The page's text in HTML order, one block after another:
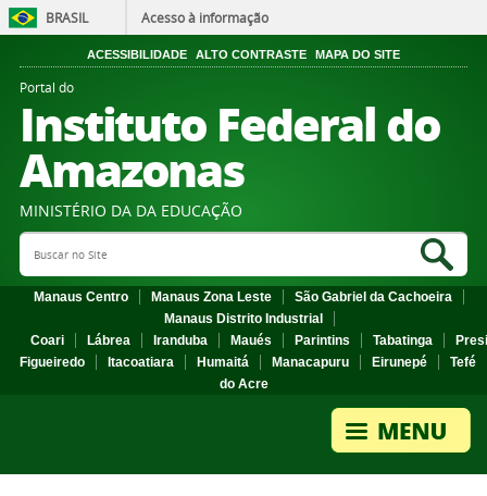
BRASIL Acesso à informação
ACESSIBILIDADE ALTO CONTRASTE MAPA DO SITE
Portal do
Instituto Federal do
Amazonas
MINISTÉRIO DA DA EDUCAÇÃO
Search Site
Manaus Centro Manaus Zona Leste
São Gabriel da Cachoeira
Manaus Distrito Industrial
Coari
Lábrea Iranduba Maués Parintins Tabatinga
Figueiredo
Itacoatiara Humaitá Manacapuru Eirunepé
Tefé
do Acre